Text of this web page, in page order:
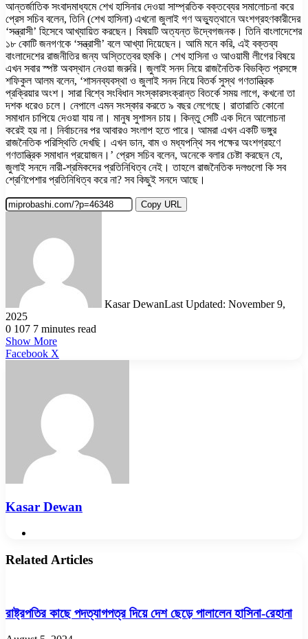
আন্তর্জাতিক সংবাদমাধ্যমে শেখ হাসিনার দেওয়া সাম্প্রতিক বক্তব্যের সমালোচনা করে
প্রেস সচিব বলেন, তিনি (শেখ হাসিনা) এখনো জুলাই গণ অভ্যুত্থানে অংশগ্রহণকারীদের
‘সন্ত্রাসী’ হিসেবে আখ্যায়িত করছেন। বিষয়টি অত্যন্ত উদ্বেগজনক। তিনি বাংলাদেশের
১৮ কোটি জনগণকে ‘সন্ত্রাসী’ বলে আখ্যা দিয়েছেন। আমি মনে করি, এই বক্তব্য
বাংলাদেশের রাজনীতির জন্য অস্তিত্বের হুমকি। শেখ হাসিনা ও আওয়ামী লীগের বিষয়ে
এখন সবার স্পষ্ট অবস্থান নেওয়া জরুরি। জুলাই সনদ নিয়ে রাজনৈতিক বিভক্তি প্রসঙ্গে
শফিকুল আলম বলেন, ‘শাসনব্যবস্থা ও জুলাই সনদ নিয়ে বিতর্ক সুস্থ গণতান্ত্রিক
প্রক্রিয়ার অংশ। সারা বিশ্বে সংবিধান সংস্কারসংক্রান্ত বিতর্কে সময় লাগে, কখনো তা
দশক ধরেও চলে। নেপালে এমন সংস্কার করতে ৯ বছর লেগেছে। রাতারাতি কোনো
সমাধান চাপিয়ে দেওয়া যায় না। মানুষ সুশাসন চায়। কিন্তু সেটি এক দিনে আলোচনা
করেই হয় না। নির্বাচনের পর আবারও সংলাপ হতে পারে। আমরা এখন একটি ভঙ্গুর
রাজনৈতিক পরিস্থিতি দেখছি। এখন ডান, বাম ও মধ্যপন্থি সব পক্ষের অংশগ্রহণে
গণতান্ত্রিক সমাধান প্রয়োজন।’ প্রেস সচিব বলেন, অনেকে বলার চেষ্টা করছেন যে,
জুলাই সনদে নারী-শ্রমিকদের প্রতিনিধিত্ব নেই। তাহলে রাজনৈতিক দলগুলো কি সব
শ্রেণিপেশার প্রতিনিধিত্ব করে না? সব কিছুই সনদে আছে।
Copy URL
Kasar DewanLast Updated: November 9,
2025
0 107 7 minutes read
Show More
Facebook X
Kasar Dewan
Related Articles
রাষ্ট্রপতির কাছে পদত্যাগপত্র দিয়ে দেশ ছেড়ে পালালেন হাসিনা-রেহানা